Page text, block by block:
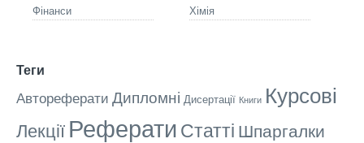
Фінанси Хімія
Теги
Автореферати Дипломні Дисертації Книги Курсові
Лекції Реферати Статті Шпаргалки